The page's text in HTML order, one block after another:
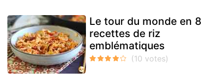
Le tour du monde en 8
recettes de riz
emblématiques